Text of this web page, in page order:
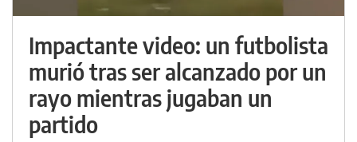
Impactante video: un futbolista
murió tras ser alcanzado por un
rayo mientras jugaban un
partido